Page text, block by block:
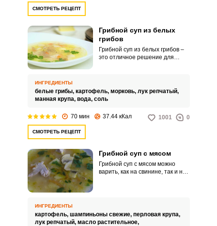
СМОТРЕТЬ РЕЦЕПТ
Грибной суп из белых
грибов
Грибной суп из белых грибов –
это отличное решение для
внешним видом.
ИНГРЕДИЕНТЫ
белые грибы, картофель, морковь, лук репчатый,
манная крупа, вода, соль
70 мин 37.44 кКал 1001 0
СМОТРЕТЬ РЕЦЕПТ
Грибной суп с мясом
Грибной суп с мясом можно
варить, как на свинине, так и на
ИНГРЕДИЕНТЫ
картофель, шампиньоны свежие, перловая крупа,
лук репчатый, масло растительное,